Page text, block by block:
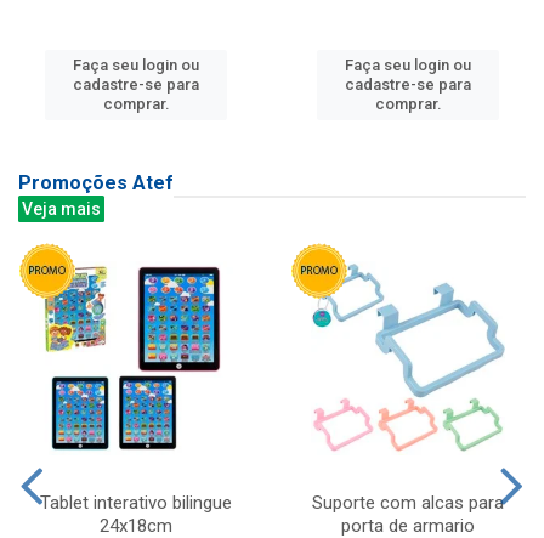
Faça seu login ou
cadastre-se para
comprar.
Faça seu login ou
cadastre-se para
comprar.
Promoções Atef
Veja mais
Tablet interativo bilingue
24x18cm
Suporte com alcas para
porta de armario